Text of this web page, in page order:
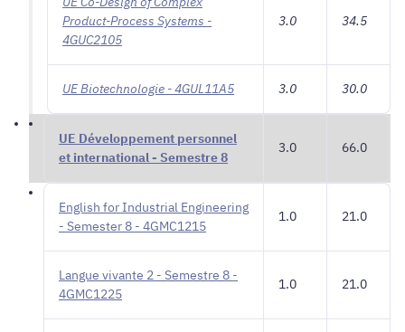
Product-Process Systems -
4GUC2105
3.0 34.5
UE Biotechnologie - 4GUL11A5 3.0 30.0
UE Développement personnel
et international - Semestre 8
3.0 66.0
English for Industrial Engineering
- Semester 8 - 4GMC1215
1.0 21.0
Langue vivante 2 - Semestre 8 -
4GMC1225
1.0 21.0